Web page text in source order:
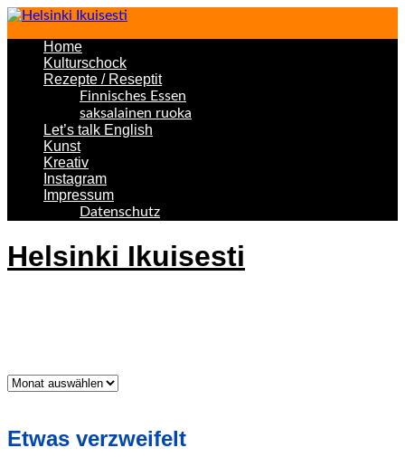
Home
Kulturschock
Rezepte / Reseptit
Finnisches Essen
saksalainen ruoka
Let’s talk English
Kunst
Kreativ
Instagram
Impressum
Datenschutz
Helsinki Ikuisesti
Was
Etwas verzweifelt